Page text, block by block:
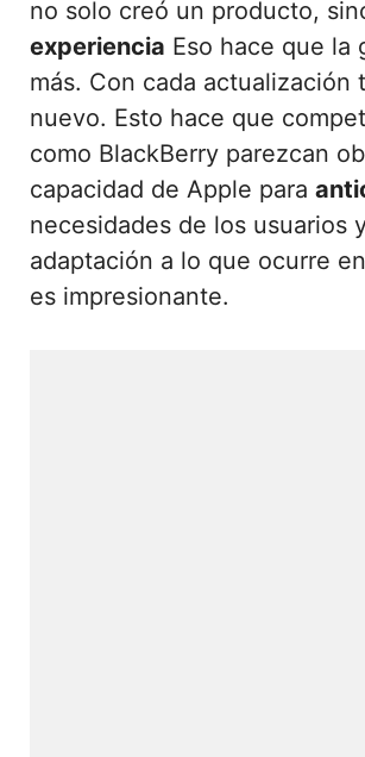
no solo creó un producto,
experiencia Eso hace que la
más. Con cada actualización
nuevo. Esto hace que
como BlackBerry parezcan
capacidad de Apple para
necesidades de los usuarios
adaptación a lo que ocurre
es impresionante.